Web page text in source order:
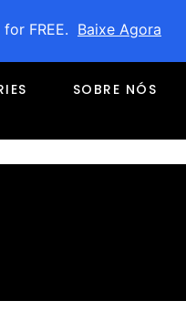
FREE. Baixe Agora
SOBRE NÓS